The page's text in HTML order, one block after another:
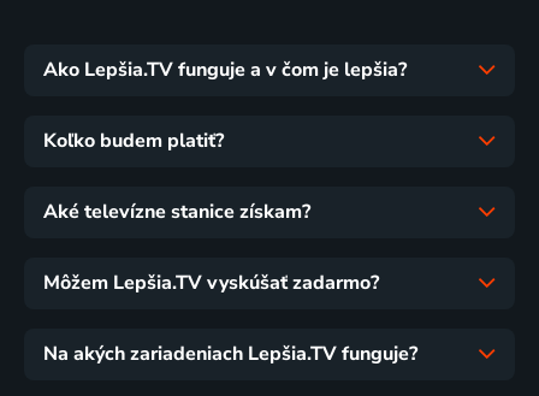
Ako Lepšia.TV funguje a v čom je lepšia?
Koľko budem platiť?
Aké televízne stanice získam?
Môžem Lepšia.TV vyskúšať zadarmo?
Na akých zariadeniach Lepšia.TV funguje?